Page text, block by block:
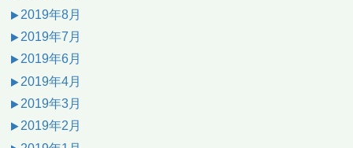
2019年8月
2019年7月
2019年6月
2019年4月
2019年3月
2019年2月